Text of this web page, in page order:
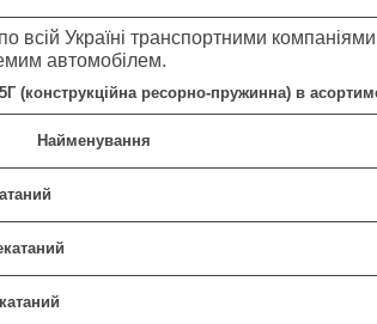
всій Україні транспортними
автомобілем.
(конструкційна ресорно-пружинна) в
Найменування